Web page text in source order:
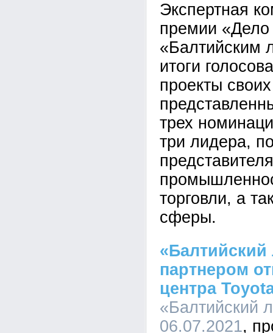
Экспертная
премии «Дело
«Балтийским
итоги
проекты
трех
три лидера,
торговли, а
сферы.
«Балтийский
партнером
центра
«Балтийский
06.07.2021